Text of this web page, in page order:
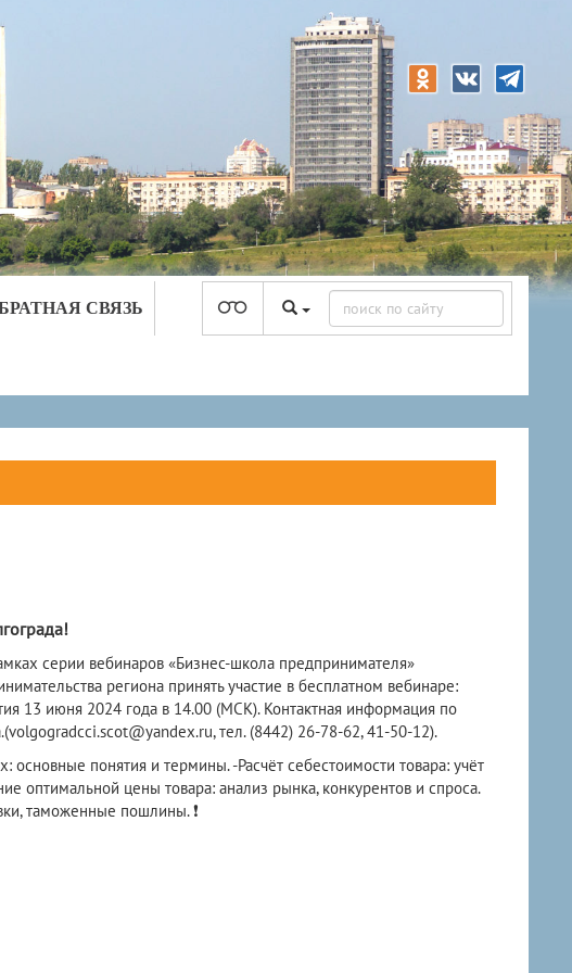
СВЯЗЬ
серии вебинаров «Бизнес-школа предпринимателя»
региона принять участие в бесплатном вебинаре:
13 июня 2024 года в 14.00 (МСК). Контактная информация по
тел. (8442) 26-78-62, 41-50-12).
понятия и термины. -Расчёт себестоимости товара: учёт
оптимальной цены товара: анализ рынка, конкурентов и спроса.
таможенные пошлины. ❗